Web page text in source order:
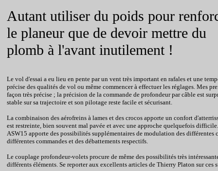
Autant utiliser du poids pour
le planeur que de devoir mettre du
plomb à l'avant inutilement !
Le vol d'essai a eu lieu en pente par un vent très important en rafales et une
précise des qualités de vol ou même commencer à effectuer les réglages. Mes
façon très précise ; la précision de la commande de profondeur par câble est
stable sur sa trajectoire et son pilotage reste facile et sécurisant.
La combinaison des aérofreins à lames et des crocos apporte un confort
est restreinte, bien souvent mal pavée et avec une approche quelquefois
ASW15 apporte des possibilités supplémentaires de modulation des
différentes commandes et des débattements respectifs.
Le couplage profondeur-volets procure de même des possibilités très
différents éléments. Se reporter aux excellents articles de Thierry Platon sur ces